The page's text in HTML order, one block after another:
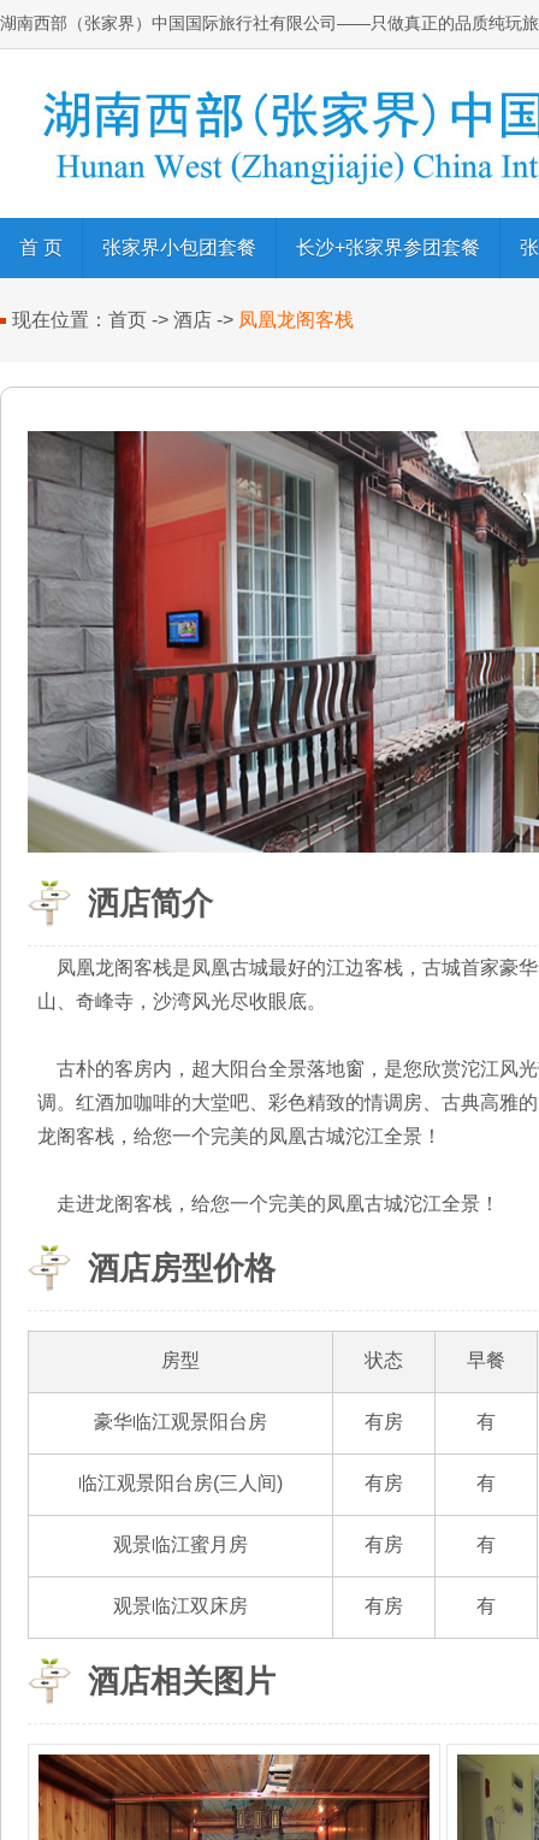
湖南西部（张家界）中国国际旅行社有限公司——只做真正的品质纯玩
首 页 张家界小包团套餐 长沙+张家界参团套餐
现在位置： 首页 -> 酒店 -> 凤凰龙阁客栈
洒店简介
凤凰龙阁客栈是凤凰古城最好的江边客栈，古城首家豪
山、奇峰寺，沙湾风光尽收眼底。
古朴的客房内，超大阳台全景落地窗，是您欣赏沱江风
调。红酒加咖啡的大堂吧、彩色精致的情调房、古典高雅
龙阁客栈，给您一个完美的凤凰古城沱江全景！
走进龙阁客栈，给您一个完美的凤凰古城沱江全景！
酒店房型价格
房型 状态 早餐
豪华临江观景阳台房 有房 有
临江观景阳台房(三人间) 有房 有
观景临江蜜月房 有房 有
观景临江双床房 有房 有
酒店相关图片